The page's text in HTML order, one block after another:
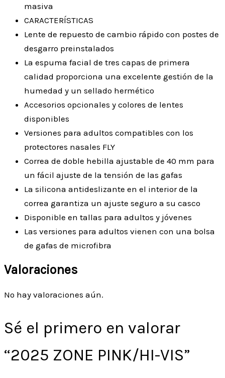
masiva
CARACTERÍSTICAS
Lente de repuesto de cambio rápido con postes de
desgarro preinstalados
La espuma facial de tres capas de primera
calidad proporciona una excelente gestión de la
humedad y un sellado hermético
Accesorios opcionales y colores de lentes
disponibles
Versiones para adultos compatibles con los
protectores nasales FLY
Correa de doble hebilla ajustable de 40 mm para
un fácil ajuste de la tensión de las gafas
La silicona antideslizante en el interior de la
correa garantiza un ajuste seguro a su casco
Disponible en tallas para adultos y jóvenes
Las versiones para adultos vienen con una bolsa
de gafas de microfibra
Valoraciones
No hay valoraciones aún.
Sé el primero en valorar
“2025 ZONE PINK/HI-VIS”